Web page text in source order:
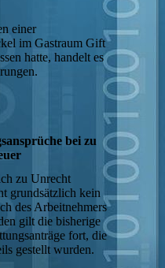
einer
im Gastraum Gift
hatte, handelt es
bei zu
zu Unrecht
grundsätzlich kein
des Arbeitnehmers
gilt die bisherige
fort, die
gestellt wurden.